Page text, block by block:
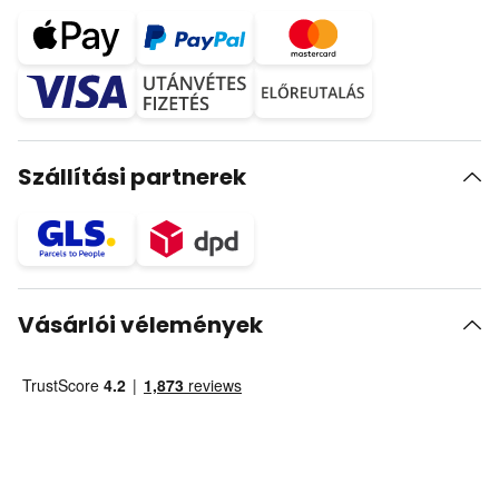
Szállítási partnerek
Vásárlói vélemények